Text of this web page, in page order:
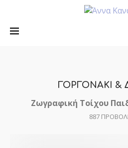
ΓΟΡΓΟΝΑΚΙ &
Ζωγραφική Τοίχου
887